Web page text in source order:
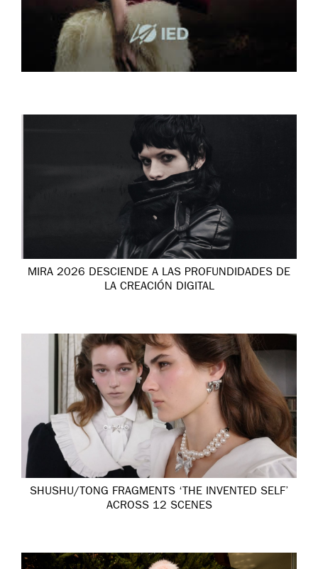
MIRA 2026 DESCIENDE A LAS PROFUNDIDADES DE
LA CREACIÓN DIGITAL
SHUSHU/TONG FRAGMENTS ‘THE INVENTED SELF’
ACROSS 12 SCENES